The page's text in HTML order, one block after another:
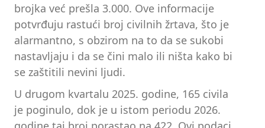
brojka već prešla 3.000. Ove informacije
potvrđuju rastući broj civilnih žrtava, što je
alarmantno, s obzirom na to da se sukobi
nastavljaju i da se čini malo ili ništa kako bi
se zaštitili nevini ljudi.
U drugom kvartalu 2025. godine, 165 civila
je poginulo, dok je u istom periodu 2026.